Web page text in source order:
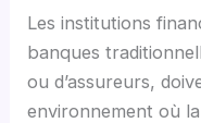
Les institutions
banques
ou d’assureurs,
environnement où